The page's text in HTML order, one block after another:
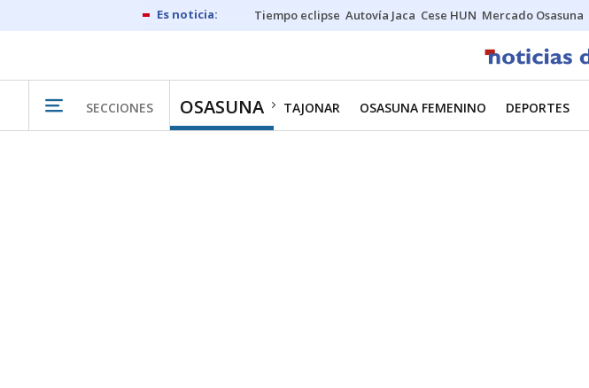
Tiempo eclipse Autovía Jaca Cese HUN Mercado Osasuna
SECCIONES OSASUNA TAJONAR OSASUNA FEMENINO DEPORTES